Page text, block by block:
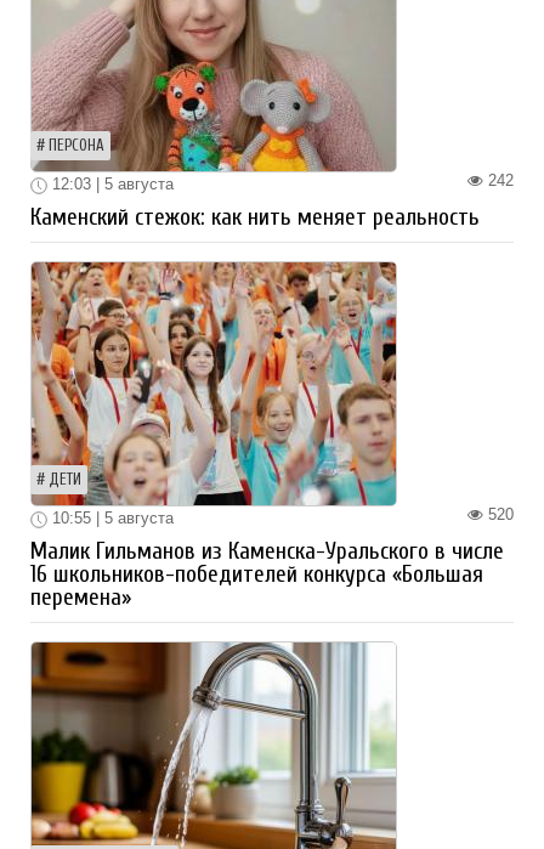
ПЕРСОНА
242
12:03 | 5 августа
Каменский стежок: как нить меняет реальность
ДЕТИ
520
10:55 | 5 августа
Малик Гильманов из Каменска-Уральского в числе
16 школьников-победителей конкурса «Большая
перемена»